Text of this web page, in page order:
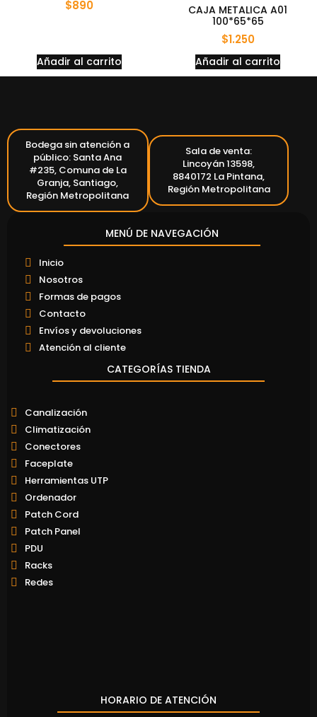
$890
Añadir al carrito
CAJA METALICA A01
100*65*65
$1.250
Añadir al carrito
Bodega sin atención a
público: Santa Ana
#235, Comuna de La
Granja, Santiago,
Región Metropolitana
Sala de venta:
Lincoyán 13598,
8840172 La Pintana,
Región Metropolitana
MENÚ DE NAVEGACIÓN
Inicio
Nosotros
Formas de pagos
Contacto
Envíos y devoluciones
Atención al cliente
CATEGORÍAS TIENDA
Canalización
Climatización
Conectores
Faceplate
Herramientas UTP
Ordenador
Patch Cord
Patch Panel
PDU
Racks
Redes
HORARIO DE ATENCIÓN